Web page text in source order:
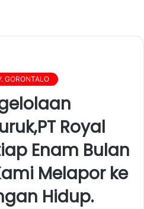
GORONTALO
Royal
Enam Bulan
Melapor ke
Hidup.